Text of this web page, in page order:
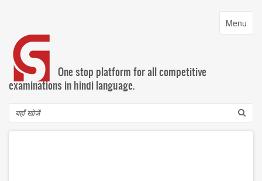
content
Toggle
Menu
One stop platform for all competitive
examinations in hindi language.
Search